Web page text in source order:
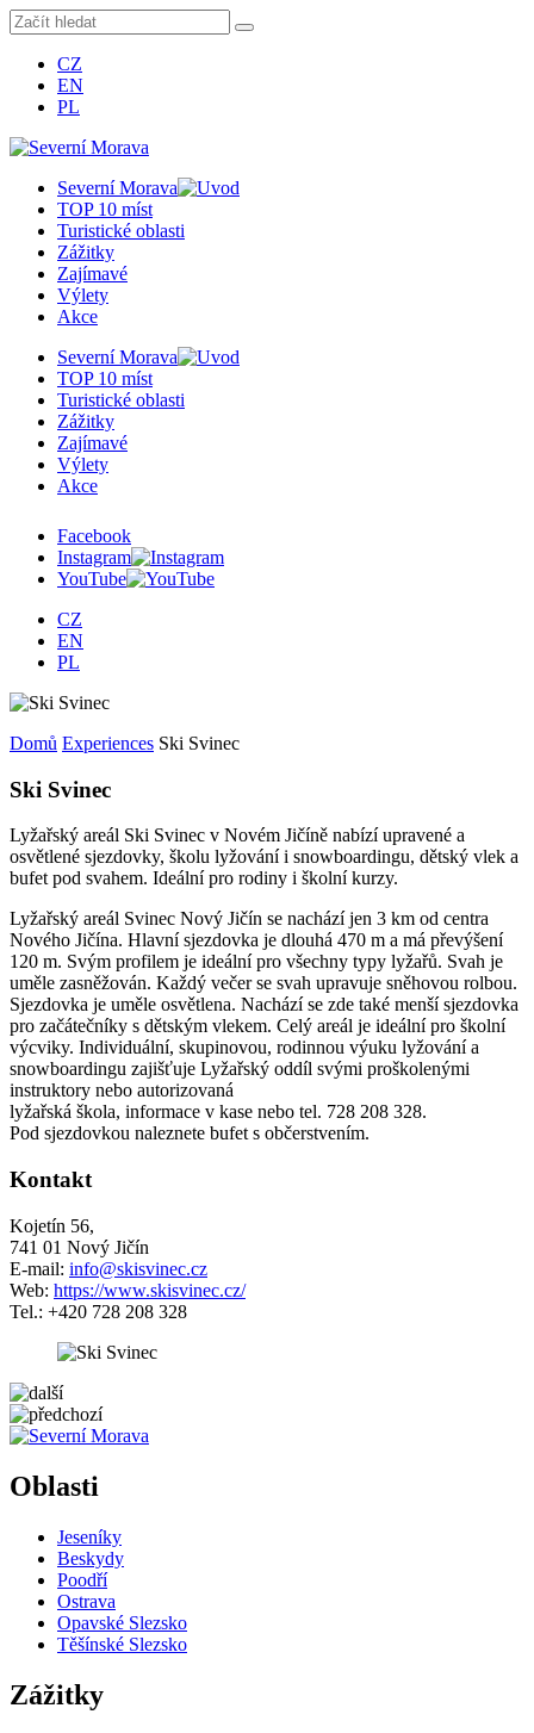
CZ
EN
PL
Severní Morava
TOP 10 míst
Turistické oblasti
Zážitky
Zajímavé
Výlety
Akce
Severní Morava
TOP 10 míst
Turistické oblasti
Zážitky
Zajímavé
Výlety
Akce
Facebook
Instagram
YouTube
CZ
EN
PL
Domů Experiences Ski Svinec
Ski Svinec
Lyžařský areál Ski Svinec v Novém Jičíně nabízí upravené a
osvětlené sjezdovky, školu lyžování i snowboardingu, dětský vlek a
bufet pod svahem. Ideální pro rodiny i školní kurzy.
Lyžařský areál Svinec Nový Jičín se nachází jen 3 km od centra
Nového Jičína. Hlavní sjezdovka je dlouhá 470 m a má převýšení
120 m. Svým profilem je ideální pro všechny typy lyžařů. Svah je
uměle zasněžován. Každý večer se svah upravuje sněhovou rolbou.
Sjezdovka je uměle osvětlena. Nachází se zde také menší sjezdovka
pro začátečníky s dětským vlekem. Celý areál je ideální pro školní
výcviky. Individuální, skupinovou, rodinnou výuku lyžování a
snowboardingu zajišťuje Lyžařský oddíl svými proškolenými
instruktory nebo autorizovaná
lyžařská škola, informace v kase nebo tel. 728 208 328.
Pod sjezdovkou naleznete bufet s občerstvením.
Kontakt
Kojetín 56,
741 01 Nový Jičín
E-mail: info@skisvinec.cz
Web: https://www.skisvinec.cz/
Tel.: +420 728 208 328
−
5 km
Oblasti
Jeseníky
Beskydy
Poodří
Ostrava
Opavské Slezsko
Těšínské Slezsko
Zážitky